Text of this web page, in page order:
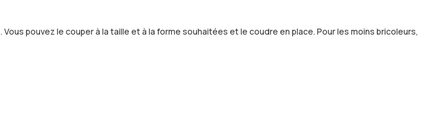
pouvez le couper à la taille et à la forme souhaitées et le coudre en place. Pour les moins bricoleurs,